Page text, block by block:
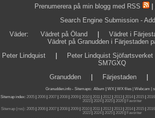
Prenumerera på min blogg med RSS
Search Engine Submission -
Väder: Vädret på Öland Vädret i
Vädret på Granudden i Färjestaden
Peter Lindquist
Peter Lindquist Sjöfartsverket
SM7GXQ
Granudden| Färjestaden|
Granudden.info- Sitemaps: Album WX WX files | Webcam |
Sitemap index: 2005| 2006| 2007| 2008| 2009| 2010| 2011| 2012| 2013| 2014| 2015| 2016|
2023| 2024| 2025| 2026|
Favoriter
Sitemap (rss): 2005 2006 2007 2008 2009 2010 2011 2012 2013 2014 2015 2016
2023| 2024| 2025| 2026|
Favoriter